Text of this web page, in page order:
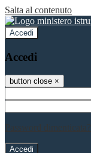
Salta al contenuto
Accedi
Accedi
button close ×
Password dimenticata?